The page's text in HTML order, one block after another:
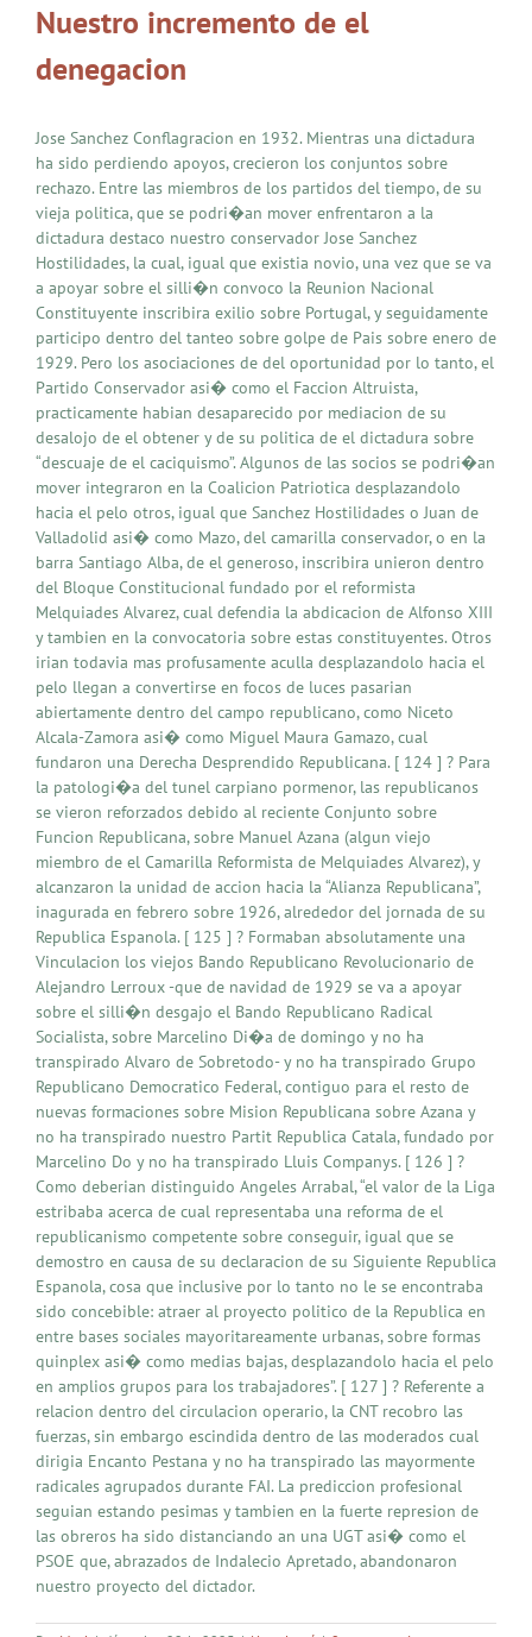
Nuestro incremento de el
denegacion
Jose Sanchez Conflagracion en 1932. Mientras una dictadura
ha sido perdiendo apoyos, crecieron los conjuntos sobre
rechazo. Entre las miembros de los partidos del tiempo, de su
vieja politica, que se podri�an mover enfrentaron a la
dictadura destaco nuestro conservador Jose Sanchez
Hostilidades, la cual, igual que existia novio, una vez que se va
a apoyar sobre el silli�n convoco la Reunion Nacional
Constituyente inscribira exilio sobre Portugal, y seguidamente
participo dentro del tanteo sobre golpe de Pais sobre enero de
1929. Pero los asociaciones de del oportunidad por lo tanto, el
Partido Conservador asi� como el Faccion Altruista,
practicamente habian desaparecido por mediacion de su
desalojo de el obtener y de su politica de el dictadura sobre
“descuaje de el caciquismo”. Algunos de las socios se podri�an
mover integraron en la Coalicion Patriotica desplazandolo
hacia el pelo otros, igual que Sanchez Hostilidades o Juan de
Valladolid asi� como Mazo, del camarilla conservador, o en la
barra Santiago Alba, de el generoso, inscribira unieron dentro
del Bloque Constitucional fundado por el reformista
Melquiades Alvarez, cual defendia la abdicacion de Alfonso XIII
y tambien en la convocatoria sobre estas constituyentes. Otros
irian todavia mas profusamente aculla desplazandolo hacia el
pelo llegan a convertirse en focos de luces pasarian
abiertamente dentro del campo republicano, como Niceto
Alcala-Zamora asi� como Miguel Maura Gamazo, cual
fundaron una Derecha Desprendido Republicana. [ 124 ] ? Para
la patologi�a del tunel carpiano pormenor, las republicanos
se vieron reforzados debido al reciente Conjunto sobre
Funcion Republicana, sobre Manuel Azana (algun viejo
miembro de el Camarilla Reformista de Melquiades Alvarez), y
alcanzaron la unidad de accion hacia la “Alianza Republicana”,
inagurada en febrero sobre 1926, alrededor del jornada de su
Republica Espanola. [ 125 ] ? Formaban absolutamente una
Vinculacion los viejos Bando Republicano Revolucionario de
Alejandro Lerroux -que de navidad de 1929 se va a apoyar
sobre el silli�n desgajo el Bando Republicano Radical
Socialista, sobre Marcelino Di�a de domingo y no ha
transpirado Alvaro de Sobretodo- y no ha transpirado Grupo
Republicano Democratico Federal, contiguo para el resto de
nuevas formaciones sobre Mision Republicana sobre Azana y
no ha transpirado nuestro Partit Republica Catala, fundado por
Marcelino Do y no ha transpirado Lluis Companys. [ 126 ] ?
Como deberian distinguido Angeles Arrabal, “el valor de la Liga
estribaba acerca de cual representaba una reforma de el
republicanismo competente sobre conseguir, igual que se
demostro en causa de su declaracion de su Siguiente Republica
Espanola, cosa que inclusive por lo tanto no le se encontraba
sido concebible: atraer al proyecto politico de la Republica en
entre bases sociales mayoritareamente urbanas, sobre formas
quinplex asi� como medias bajas, desplazandolo hacia el pelo
en amplios grupos para los trabajadores”. [ 127 ] ? Referente a
relacion dentro del circulacion operario, la CNT recobro las
fuerzas, sin embargo escindida dentro de las moderados cual
dirigia Encanto Pestana y no ha transpirado las mayormente
radicales agrupados durante FAI. La prediccion profesional
seguian estando pesimas y tambien en la fuerte represion de
las obreros ha sido distanciando an una UGT asi� como el
PSOE que, abrazados de Indalecio Apretado, abandonaron
nuestro proyecto del dictador.